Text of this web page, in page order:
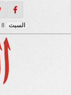
السبت 8 أغسطس 2026